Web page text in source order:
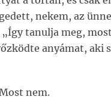
nekem, az
tanulja meg,
anyámat,
nem.